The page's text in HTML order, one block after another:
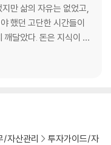
통장 흐름도
만 삶의 자유는 없었고,
했던 고단한 시간들이
달았다. 돈은 지식이 많
든 사람이 비로소 다룰
/자산관리
투자가이드/자